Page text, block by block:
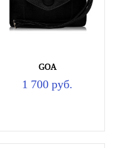
GOA
1 700 руб.